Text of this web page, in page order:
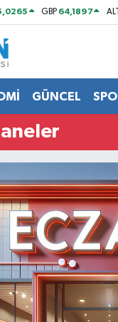
GBP 64,1897
GÜNCEL